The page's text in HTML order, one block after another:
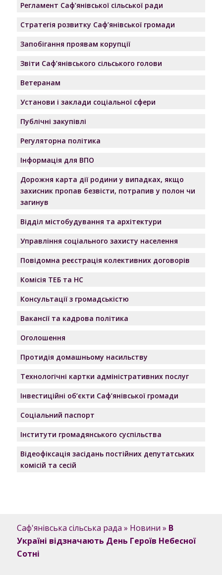
Регламент Саф’янівської сільської ради
Стратегія розвитку Саф’янівської громади
Запобігання проявам корупції
Звіти Саф’янівського сільського голови
Ветеранам
Установи і заклади соціальної сфери
Публічні закупівлі
Регуляторна політика
Інформація для ВПО
Дорожня карта дії родини у випадках, якщо
захисник пропав безвісти, потрапив у полон чи
загинув
Відділ містобудування та архітектури
Управління соціального захисту населення
Повідомна реєстрація колективних договорів
Комісія ТЕБ та НС
Консультації з громадськістю
Вакансії та кадрова політика
Оголошення
Протидія домашньому насильству
Технологічні картки адміністративних послуг
Інвестиційні об’єкти Саф’янівської громади
Соціальний паспорт
Інститути громадянського суспільства
Відеофіксація засідань постійних депутатських
комісій та сесій
Саф'янівська сільська рада » Новини » В
Україні відзначають День Героїв Небесної
Сотні